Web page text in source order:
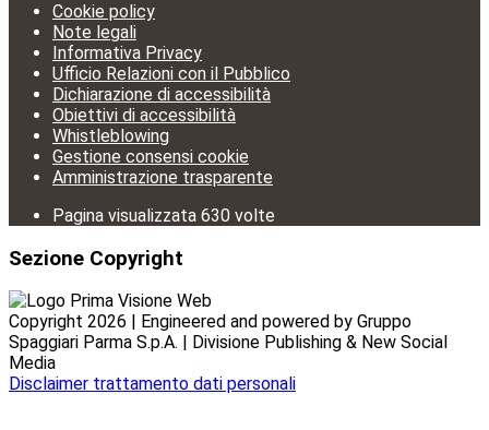
Cookie policy
Note legali
Informativa Privacy
Ufficio Relazioni con il Pubblico
Dichiarazione di accessibilità
Obiettivi di accessibilità
Whistleblowing
Gestione consensi cookie
Amministrazione trasparente
Pagina visualizzata 630 volte
Sezione Copyright
Copyright 2026 | Engineered and powered by Gruppo
Spaggiari Parma S.p.A. | Divisione Publishing & New Social
Media
Disclaimer trattamento dati personali